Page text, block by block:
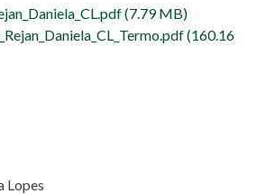
(7.79 MB)
(160.16
Lopes